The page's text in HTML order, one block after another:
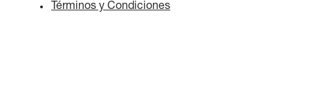
Términos y Condiciones